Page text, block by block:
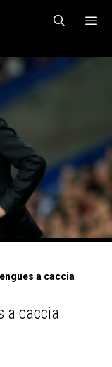
MENU
a caccia
a caccia